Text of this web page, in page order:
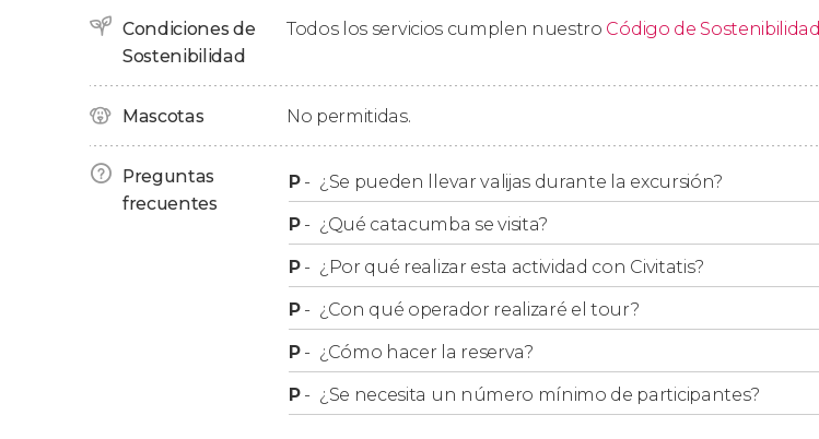
Finalmente, el tour concluirá en el punto de partida después de tres horas.
Condiciones de
Sostenibilidad
Todos los servicios cumplen nuestro Código de Sostenibilidad
Mascotas No permitidas.
Preguntas
frecuentes
P- ¿Se pueden llevar valijas durante la excursión?
P- ¿Qué catacumba se visita?
P- ¿Por qué realizar esta actividad con Civitatis?
P- ¿Con qué operador realizaré el tour?
P- ¿Cómo hacer la reserva?
P- ¿Se necesita un número mínimo de participantes?